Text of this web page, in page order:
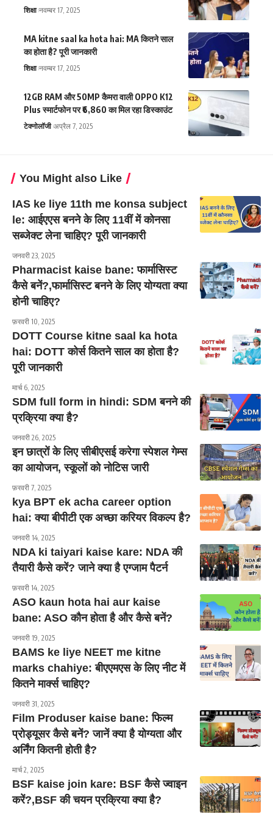
शिक्षा नवम्बर 17, 2025
MA kitne saal ka hota hai: MA कितने साल
का होता है? पूरी जानकारी
शिक्षा नवम्बर 17, 2025
12GB RAM और 50MP कैमरा वाली OPPO K12
Plus स्मार्टफोन पर ₹6,860 का मिल रहा डिस्काउंट
टेक्नोलॉजी अप्रैल 7, 2025
You Might also Like
IAS ke liye 11th me konsa subject
le: आईएएस बनने के लिए 11वीं में कोनसा
सब्जेक्ट लेना चाहिए? पूरी जानकारी
जनवरी 23, 2025
Pharmacist kaise bane: फार्मासिस्ट
कैसे बनें?,फार्मासिस्ट बनने के लिए योग्यता क्या
होनी चाहिए?
फ़रवरी 10, 2025
DOTT Course kitne saal ka hota
hai: DOTT कोर्स कितने साल का होता है?
पूरी जानकारी
मार्च 6, 2025
SDM full form in hindi: SDM बनने की
प्रक्रिया क्या है?
जनवरी 26, 2025
इन छात्रों के लिए सीबीएसई करेगा स्पेशल गेम्स
का आयोजन, स्कूलों को नोटिस जारी
फ़रवरी 7, 2025
kya BPT ek acha career option
hai: क्या बीपीटी एक अच्छा करियर विकल्प है?
जनवरी 14, 2025
NDA ki taiyari kaise kare: NDA की
तैयारी कैसे करें? जाने क्या है एग्जाम पैटर्न
फ़रवरी 14, 2025
ASO kaun hota hai aur kaise
bane: ASO कौन होता है और कैसे बनें?
जनवरी 19, 2025
BAMS ke liye NEET me kitne
marks chahiye: बीएएमएस के लिए नीट में
कितने मार्क्स चाहिए?
जनवरी 31, 2025
Film Produser kaise bane: फिल्म
प्रोड्यूसर कैसे बनें? जानें क्या है योग्यता और
अर्निंग कितनी होती है?
मार्च 2, 2025
BSF kaise join kare: BSF कैसे ज्वाइन
करें?,BSF की चयन प्रक्रिया क्या है?